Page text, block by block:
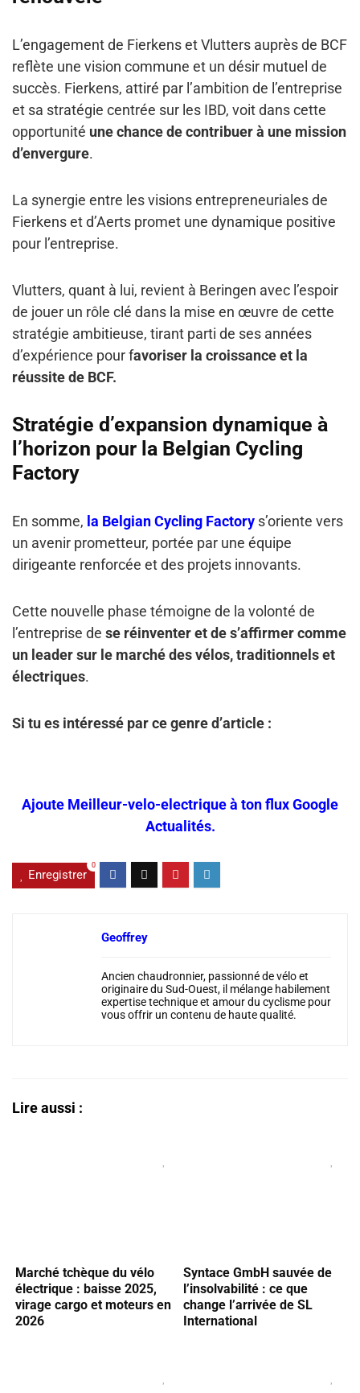
L’engagement de Fierkens et Vlutters auprès de BCF
reflète une vision commune et un désir mutuel de
succès. Fierkens, attiré par l’ambition de l’entreprise
et sa stratégie centrée sur les IBD, voit dans cette
opportunité une chance de contribuer à une mission
d’envergure.
La synergie entre les visions entrepreneuriales de
Fierkens et d’Aerts promet une dynamique positive
pour l’entreprise.
Vlutters, quant à lui, revient à Beringen avec l’espoir
de jouer un rôle clé dans la mise en œuvre de cette
stratégie ambitieuse, tirant parti de ses années
d’expérience pour favoriser la croissance et la
réussite de BCF.
Stratégie d’expansion dynamique à
l’horizon pour la Belgian Cycling
Factory
En somme, la Belgian Cycling Factory s’oriente vers
un avenir prometteur, portée par une équipe
dirigeante renforcée et des projets innovants.
Cette nouvelle phase témoigne de la volonté de
l’entreprise de se réinventer et de s’affirmer comme
un leader sur le marché des vélos, traditionnels et
électriques.
Si tu es intéressé par ce genre d’article :
Ajoute Meilleur-velo-electrique à ton flux Google
Actualités.
Enregistrer
0
Geoffrey
Ancien chaudronnier, passionné de vélo et
originaire du Sud-Ouest, il mélange habilement
expertise technique et amour du cyclisme pour
vous offrir un contenu de haute qualité.
Lire aussi :
Marché tchèque du vélo
électrique : baisse 2025,
virage cargo et moteurs en
2026
Syntace GmbH sauvée de
l’insolvabilité : ce que
change l’arrivée de SL
International